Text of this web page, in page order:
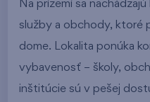
Na prízemí sa
služby a obchody, ktoré
dome. Lokalita ponúka
vybavenosť – školy,
inštitúcie sú v pešej